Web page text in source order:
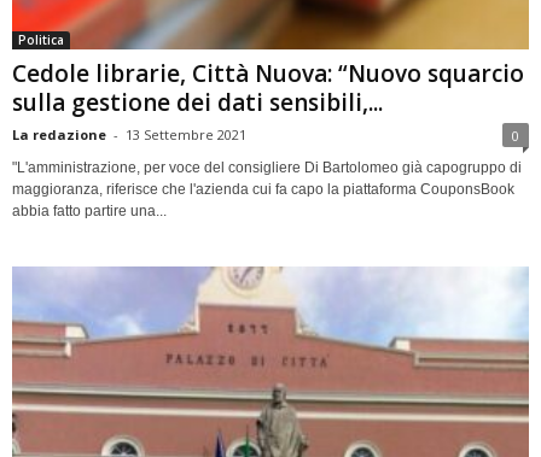
Politica
Cedole librarie, Città Nuova: “Nuovo squarcio
sulla gestione dei dati sensibili,...
La redazione - 13 Settembre 2021 0
"L'amministrazione, per voce del consigliere Di Bartolomeo già capogruppo di
maggioranza, riferisce che l'azienda cui fa capo la piattaforma CouponsBook
abbia fatto partire una...